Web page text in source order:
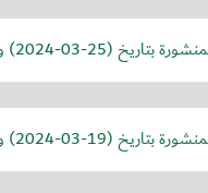
بتاريخ (2024-03-25
)
بتاريخ (2024-03-19
)